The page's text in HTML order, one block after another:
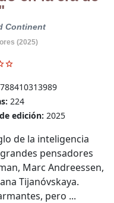
Continent
(2025)
224
edición: 2025
de la inteligencia
pensadores
Marc Andreessen,
Tijanóvskaya.
pero ...